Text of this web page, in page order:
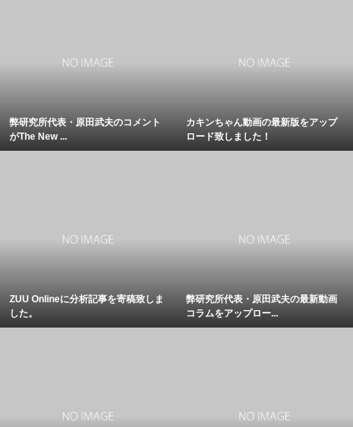
弊研究所代表・原田武夫のコメント
がThe New ...
カキンちゃん動画の最新版をアップ
ロード致しました！
ZUU Onlineに分析記事を寄稿致しま
した。
弊研究所代表・原田武夫の最新動画
コラムをアップロー...